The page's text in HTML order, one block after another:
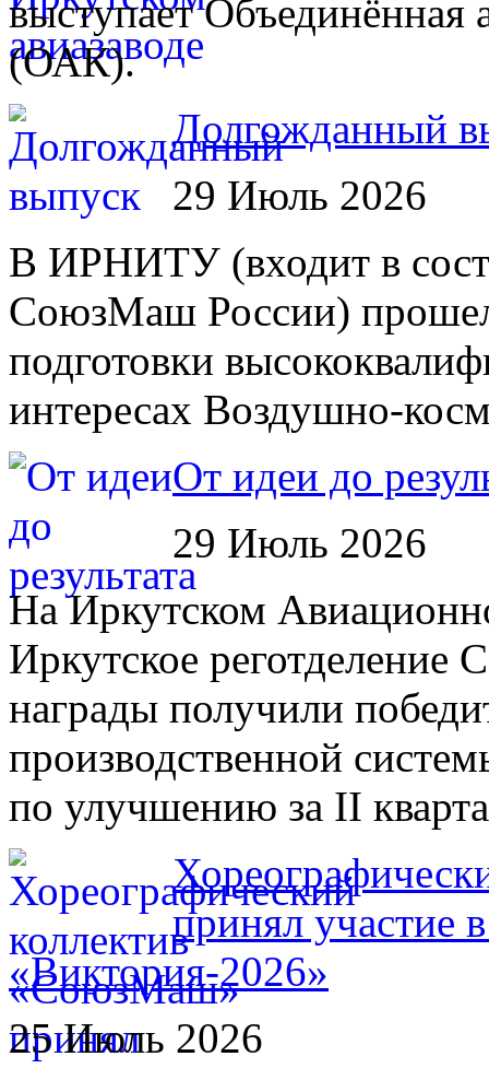
выступает Объединённая
(ОАК).
Долгожданный
29 Июль 2026
В ИРНИТУ (входит в
СоюзМаш России) прошел
подготовки
интересах Воздушно-
От идеи до
29 Июль 2026
На Иркутском
Иркутское
награды получили
производственной
по улучшению за II
принял участие
«Виктория-2026»
25 Июль 2026